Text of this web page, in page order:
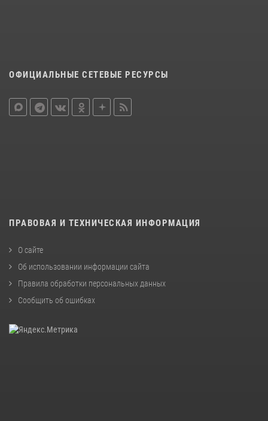
ОФИЦИАЛЬНЫЕ СЕТЕВЫЕ РЕСУРСЫ
ПРАВОВАЯ И ТЕХНИЧЕСКАЯ ИНФОРМАЦИЯ
О сайте
Об использовании информации сайта
Правила обработки персональных данных
Сообщить об ошибках